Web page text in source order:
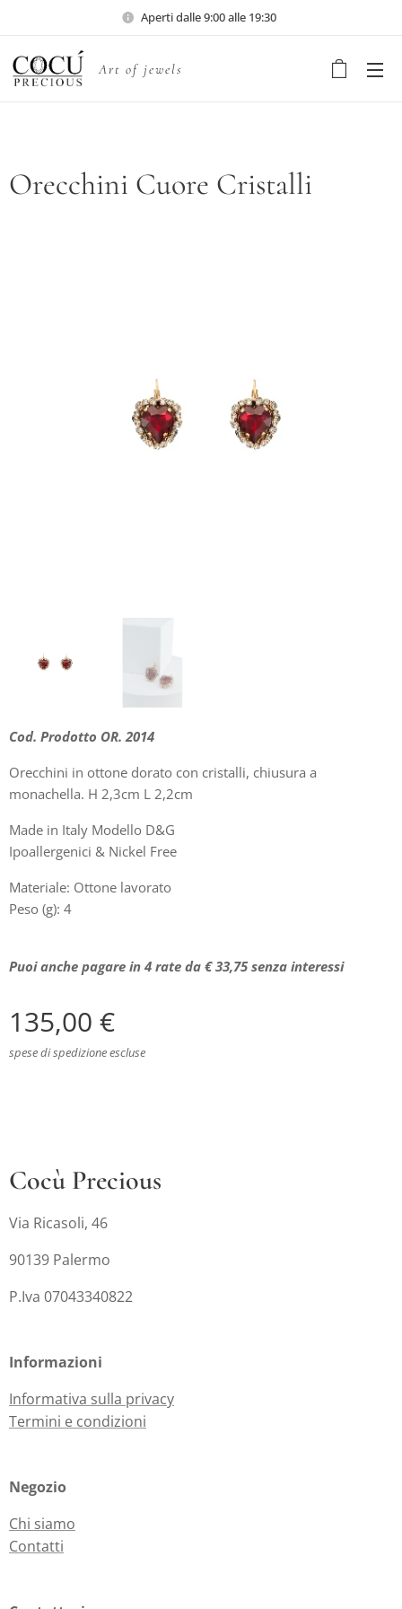
Aperti dalle 9:00 alle 19:30
Art of jewels
Orecchini Cuore Cristalli
Cod. Prodotto OR. 2014
Orecchini in ottone dorato con cristalli, chiusura a
monachella. H 2,3cm L 2,2cm
Made in Italy Modello D&G
Ipoallergenici & Nickel Free
Materiale: Ottone lavorato
Peso (g): 4
Puoi anche pagare in 4 rate da € 33,75 senza interessi
135,00 €
spese di spedizione escluse
Cocù Precious
Via Ricasoli, 46
90139 Palermo
P.Iva 07043340822
Informazioni
Informativa sulla privacy
Termini e condizioni
Negozio
Chi siamo
Contatti